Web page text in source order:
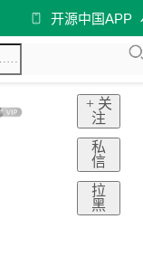
开源中国APP
+ 关
注
私
信
拉
黑